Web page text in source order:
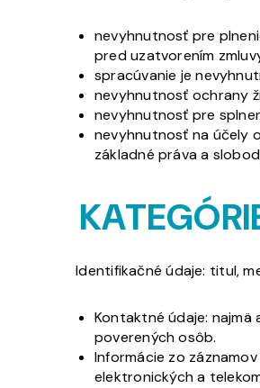
nevyhnutnosť pre
pred uzatvorením
spracúvanie je
nevyhnutnosť ochrany
nevyhnutnosť pre
nevyhnutnosť na účely
základné práva a
Identifikačné údaje: titul,
Kontaktné údaje: najmä
poverených osôb.
Informácie zo
elektronických a